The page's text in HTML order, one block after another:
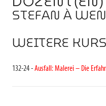
STEFAN À
WEITERE
132-24 -Ausfall: Malerei – Die